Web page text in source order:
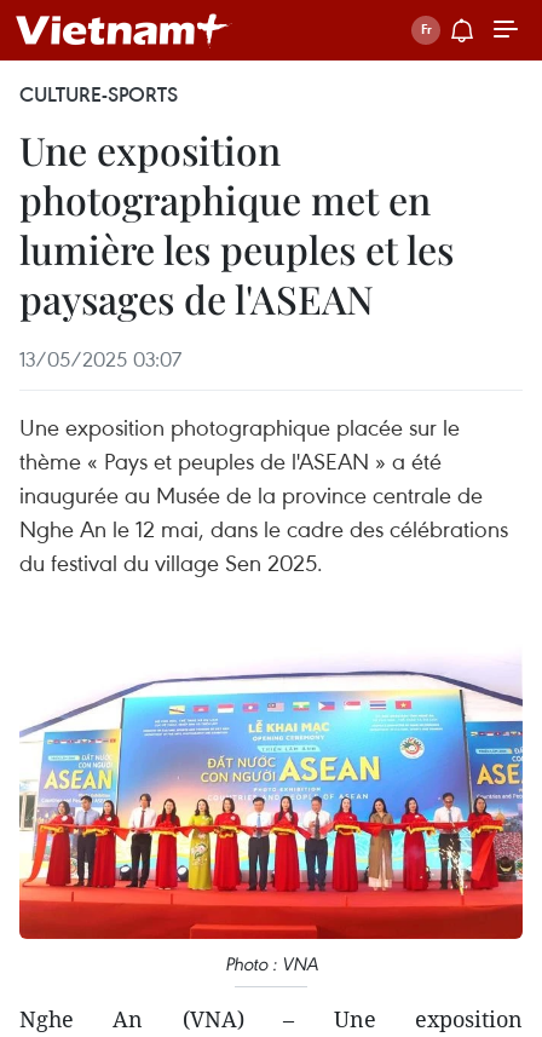
CULTURE-SPORTS
Une exposition
photographique met en
lumière les peuples et les
paysages de l'ASEAN
13/05/2025 03:07
Une exposition photographique placée sur le
thème « Pays et peuples de l'ASEAN » a été
inaugurée au Musée de la province centrale de
Nghe An le 12 mai, dans le cadre des célébrations
du festival du village Sen 2025.
Photo : VNA
Nghe An (VNA) – Une exposition